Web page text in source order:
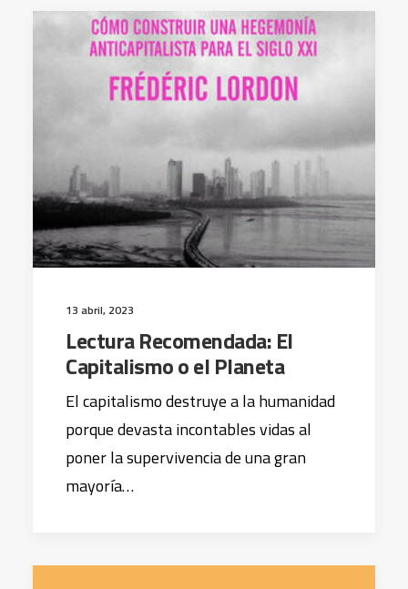
13 abril, 2023
Lectura Recomendada: El
Capitalismo o el Planeta
El capitalismo destruye a la humanidad
porque devasta incontables vidas al
poner la supervivencia de una gran
mayoría…